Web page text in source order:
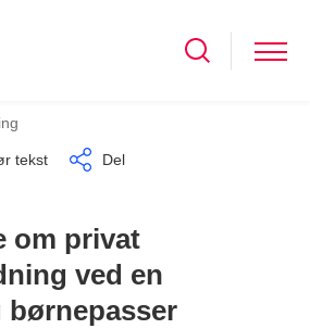
tekst Del
om privat
ved en